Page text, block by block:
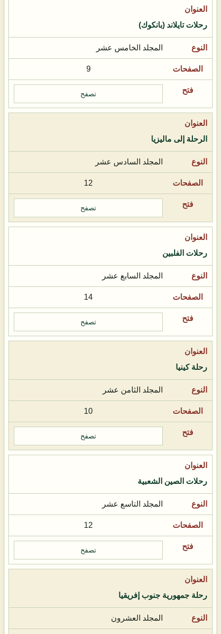
رحلات تايلاند (بانكوك)
المجلد الخامس عشر
9
تصفح
الرحلة إلى ماليزيا
المجلد السادس عشر
12
تصفح
رحلات الفلبين
المجلد السابع عشر
14
تصفح
رحلة كينيا
المجلد الثامن عشر
10
تصفح
رحلات الصين الشعبية
المجلد التاسع عشر
12
تصفح
رحلة جمهورية جنوب إفريقيا
المجلد العشرون